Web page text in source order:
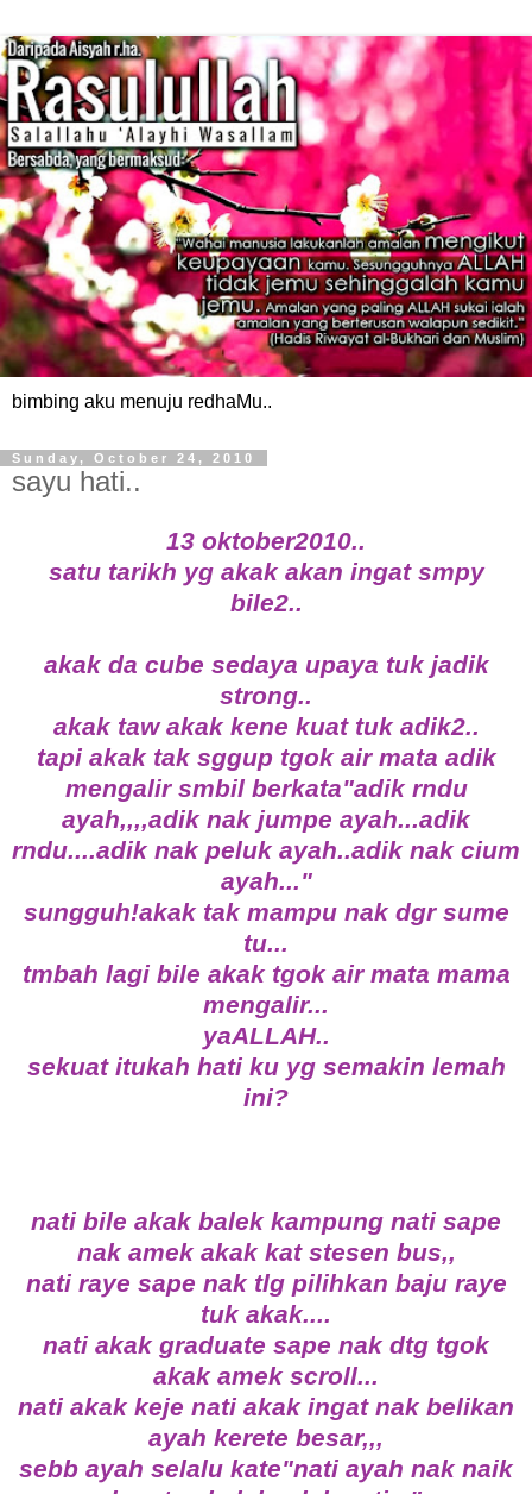
bimbing aku menuju redhaMu..
Sunday, October 24, 2010
sayu hati..
13 oktober2010..
satu tarikh yg akak akan ingat smpy
bile2..
akak da cube sedaya upaya tuk jadik
strong..
akak taw akak kene kuat tuk adik2..
tapi akak tak sggup tgok air mata adik
mengalir smbil berkata"adik rndu
ayah,,,,adik nak jumpe ayah...adik
rndu....adik nak peluk ayah..adik nak cium
ayah..."
sungguh!akak tak mampu nak dgr sume
tu...
tmbah lagi bile akak tgok air mata mama
mengalir...
yaALLAH..
sekuat itukah hati ku yg semakin lemah
ini?
nati bile akak balek kampung nati sape
nak amek akak kat stesen bus,,
nati raye sape nak tlg pilihkan baju raye
tuk akak....
nati akak graduate sape nak dtg tgok
akak amek scroll...
nati akak keje nati akak ingat nak belikan
ayah kerete besar,,,
sebb ayah selalu kate"nati ayah nak naik